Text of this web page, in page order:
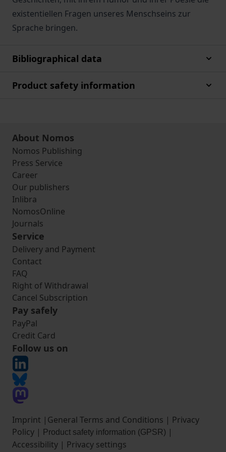
existentiellen Fragen unseres Menschseins zur
Sprache bringen.
Bibliographical data
Product safety information
About Nomos
Nomos Publishing
Press Service
Career
Our publishers
Inlibra
NomosOnline
Journals
Service
Delivery and Payment
Contact
FAQ
Right of Withdrawal
Cancel Subscription
Pay safely
PayPal
Credit Card
Follow us on
Imprint | General Terms and Conditions | Privacy
Policy | Product safety information (GPSR) |
Accessibility | Privacy settings